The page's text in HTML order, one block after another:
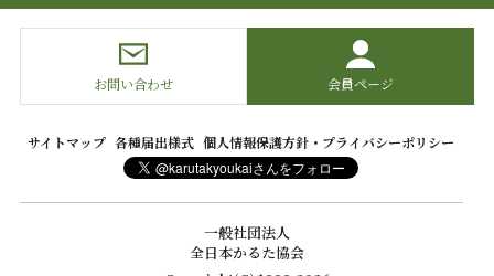
お問い合わせ 会員ページ
サイトマップ 各種届出様式 個人情報保護方針・プライバシーポリシー
一般社団法人
全日本かるた協会